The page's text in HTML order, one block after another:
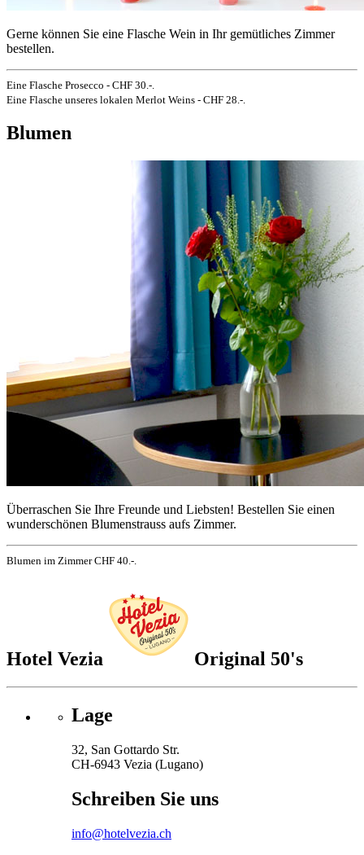
Gerne können Sie eine Flasche Wein in Ihr gemütliches Zimmer
bestellen.
Eine Flasche Prosecco - CHF 30.-.
Eine Flasche unseres lokalen Merlot Weins - CHF 28.-.
Blumen
Überraschen Sie Ihre Freunde und Liebsten! Bestellen Sie einen
wunderschönen Blumenstrauss aufs Zimmer.
Blumen im Zimmer CHF 40.-.
Hotel Vezia Original 50's
Lage
32, San Gottardo Str.
CH-6943 Vezia (Lugano)
Schreiben Sie uns
info@hotelvezia.ch